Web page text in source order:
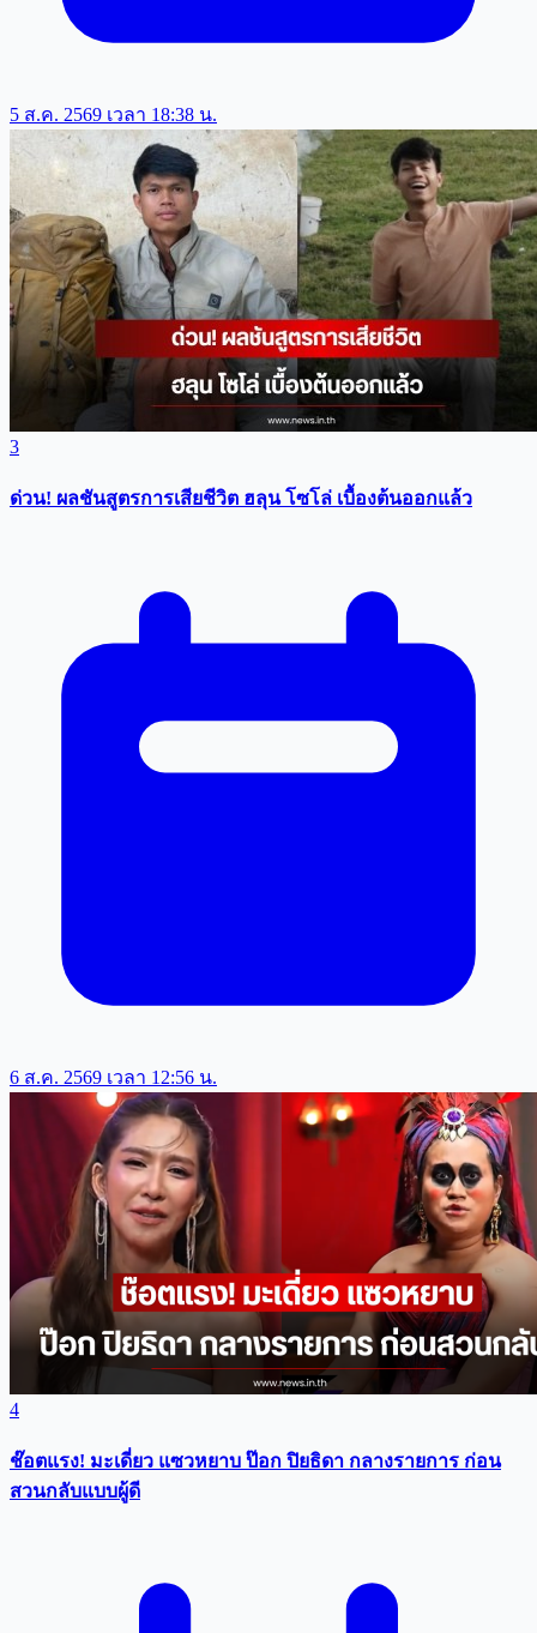
5 ส.ค. 2569 เวลา 18:38 น.
3
ด่วน! ผลชันสูตรการเสียชีวิต ฮลุน โซโล่ เบื้องต้นออกแล้ว
6 ส.ค. 2569 เวลา 12:56 น.
4
ช๊อตแรง! มะเดี่ยว แซวหยาบ ป๊อก ปิยธิดา กลางรายการ ก่อน
สวนกลับแบบผู้ดี